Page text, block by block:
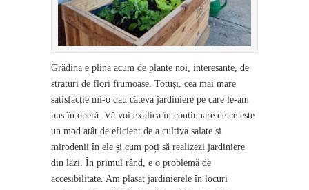
Grădina e plină acum de plante noi, interesante, de
straturi de flori frumoase. Totuși, cea mai mare
satisfacție mi-o dau câteva jardiniere pe care le-am
pus în operă. Vă voi explica în continuare de ce este
un mod atât de eficient de a cultiva salate și
mirodenii în ele și cum poți să realizezi jardiniere
din lăzi. În primul rând, e o problemă de
accesibilitate. Am plasat jardinierele în locuri